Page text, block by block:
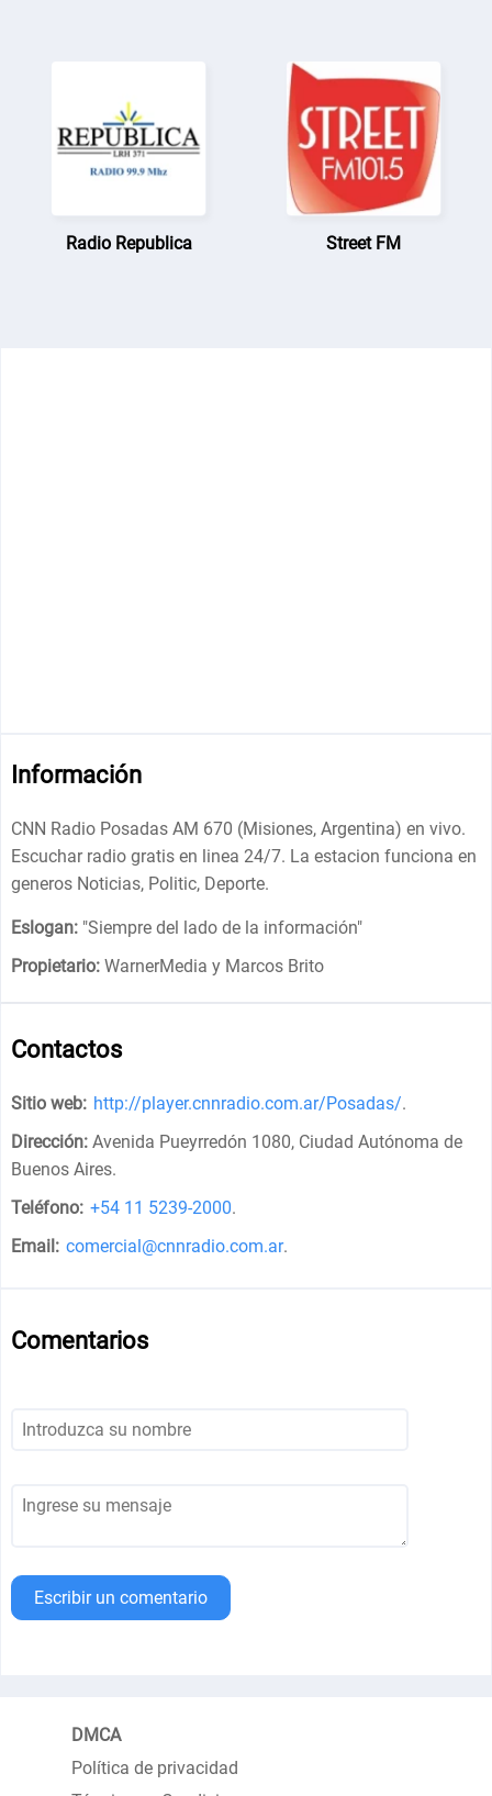
Radio Republica Street FM
Información
CNN Radio Posadas AM 670 (Misiones, Argentina) en vivo.
Escuchar radio gratis en linea 24/7. La estacion funciona en
generos Noticias, Politic, Deporte.
Eslogan: "Siempre del lado de la información"
Propietario: WarnerMedia y Marcos Brito
Contactos
Sitio web: http://player.cnnradio.com.ar/Posadas/.
Dirección: Avenida Pueyrredón 1080, Ciudad Autónoma de
Buenos Aires.
Teléfono: +54 11 5239-2000.
Email: comercial@cnnradio.com.ar.
Comentarios
Escribir un comentario
DMCA
Política de privacidad